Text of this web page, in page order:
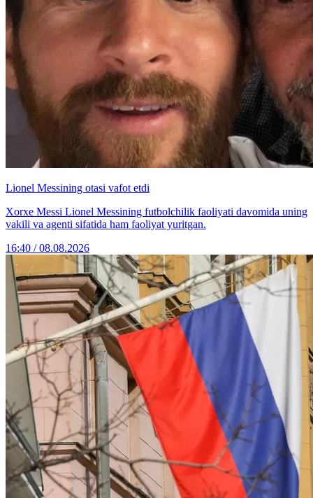
Lionel Messining otasi vafot etdi
Xorxe Messi Lionel Messining futbolchilik faoliyati davomida uning
vakili va agenti sifatida ham faoliyat yuritgan.
16:40 / 08.08.2026